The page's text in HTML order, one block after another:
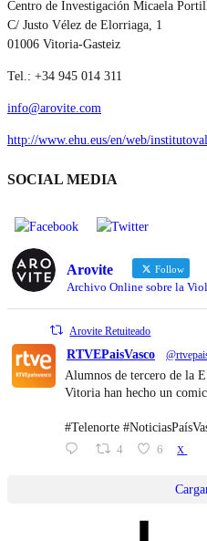
Centro de Investigación Micaela
C/ Justo Vélez de Elorriaga, 1
01006 Vitoria-Gasteiz
Tel.: +34 945 014 311
info@arovite.com
http://www.ehu.eus/en/web/
SOCIAL MEDIA
Arovite Follow
Archivo Online sobre la
Arovite Retuiteado
RTVEPaisVasco
Alumnos de tercero de la
Vitoria han hecho un
#Telenorte
4 6 X